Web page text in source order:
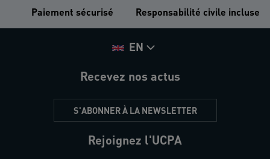
Paiement sécurisé Responsabilité civile incluse
EN
Recevez nos actus
S'ABONNER À LA NEWSLETTER
Rejoignez l'UCPA